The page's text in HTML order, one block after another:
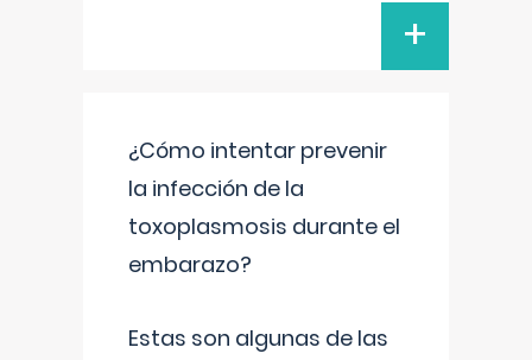
+
¿Cómo intentar prevenir
la infección de la
toxoplasmosis durante el
embarazo?
Estas son algunas de las